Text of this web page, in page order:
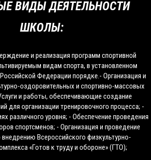
ВИДЫ ДЕЯТЕЛЬНОСТИ
ШКОЛЫ:
и реализация программ спортивной
видам спорта, в установленном
Федерации порядке.- Организация и
оздоровительных и спортивно-массовых
и работы, обеспечивающие создание
для организации тренировочного процесса; -
различного уровня; - Обеспечение проведения
спортсменов; - Организация и проведение
Всероссийского физкультурно-
«Готов к труду и обороне» (ГТО);